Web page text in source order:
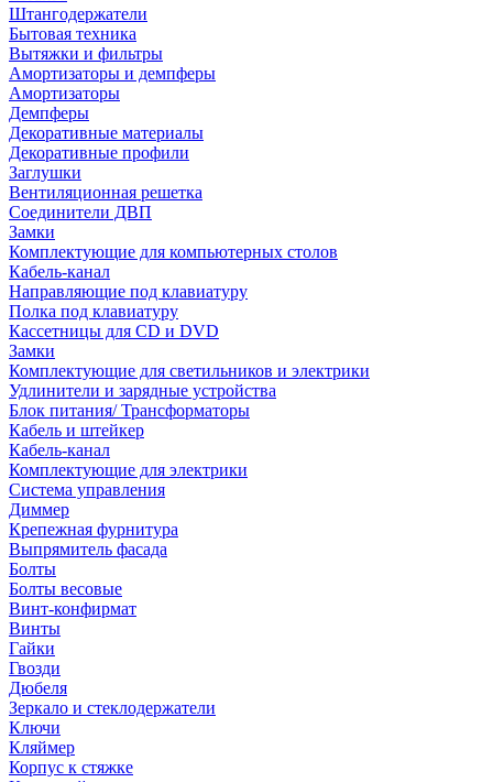
Штангодержатели
Бытовая техника
Вытяжки и фильтры
Амортизаторы и демпферы
Амортизаторы
Демпферы
Декоративные материалы
Декоративные профили
Заглушки
Вентиляционная решетка
Соединители ДВП
Замки
Комплектующие для компьютерных столов
Кабель-канал
Направляющие под клавиатуру
Полка под клавиатуру
Кассетницы для CD и DVD
Замки
Комплектующие для светильников и электрики
Удлинители и зарядные устройства
Блок питания/ Трансформаторы
Кабель и штейкер
Кабель-канал
Комплектующие для электрики
Система управления
Диммер
Крепежная фурнитура
Выпрямитель фасада
Болты
Болты весовые
Винт-конфирмат
Винты
Гайки
Гвозди
Дюбеля
Зеркало и стеклодержатели
Ключи
Кляймер
Корпус к стяжке